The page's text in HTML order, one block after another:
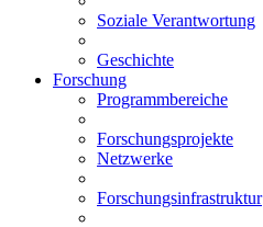
Soziale Verantwortung
Geschichte
Forschung
Programmbereiche
Forschungsprojekte
Netzwerke
Forschungsinfrastruktur